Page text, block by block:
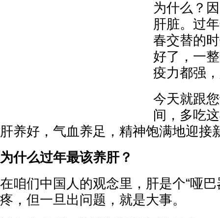
为什么？
肝脏。过
春交替的
好了，一
疫力都强
今天就跟
间，多吃
肝养好，气血养足，精神饱满地迎接
为什么过年最该养肝？
在咱们中国人的观念里，肝是个“哑
疼，但一旦出问题，就是大事。